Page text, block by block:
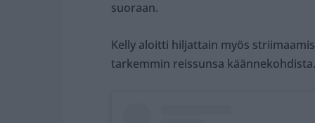
suoraan.
Kelly aloitti hiljattain myös
tarkemmin reissunsa käännekohdista.